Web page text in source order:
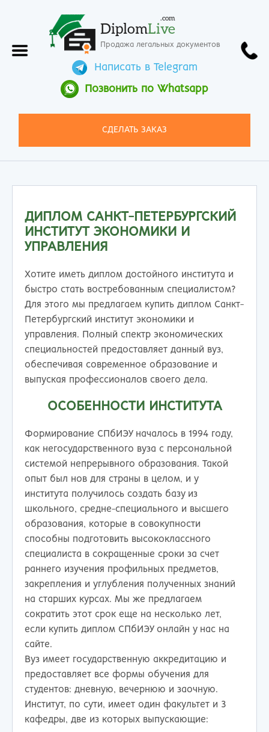
DiplomLive
.com
Продажа легальных документов
Написать в Telegram
Позвонить по Whatsapp
СДЕЛАТЬ ЗАКАЗ
ДИПЛОМ САНКТ-ПЕТЕРБУРГСКИЙ
ИНСТИТУТ ЭКОНОМИКИ И
УПРАВЛЕНИЯ
Хотите иметь диплом достойного института и
быстро стать востребованным специалистом?
Для этого мы предлагаем купить диплом Санкт-
Петербургский институт экономики и
управления. Полный спектр экономических
специальностей предоставляет данный вуз,
обеспечивая современное образование и
выпуская профессионалов своего дела.
ОСОБЕННОСТИ ИНСТИТУТА
Формирование СПбИЭУ началось в 1994 году,
как негосударственного вуза с персональной
системой непрерывного образования. Такой
опыт был нов для страны в целом, и у
института получилось создать базу из
школьного, средне-специального и высшего
образования, которые в совокупности
способны подготовить высококлассного
специалиста в сокращенные сроки за счет
раннего изучения профильных предметов,
закрепления и углубления полученных знаний
на старших курсах. Мы же предлагаем
сократить этот срок еще на несколько лет,
если купить диплом СПбИЭУ онлайн у нас на
сайте.
Вуз имеет государственную аккредитацию и
предоставляет все формы обучения для
студентов: дневную, вечернюю и заочную.
Институт, по сути, имеет один факультет и 3
кафедры, две из которых выпускающие: